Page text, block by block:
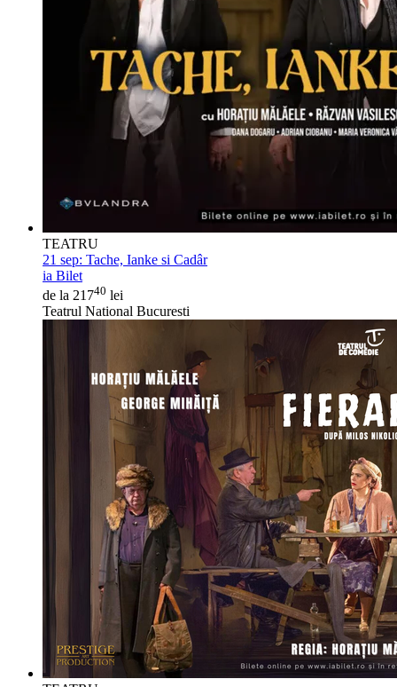
TEATRU
21 sep: Tache, Ianke si Cadâr
ia Bilet
de la 21740 lei
Teatrul National Bucuresti